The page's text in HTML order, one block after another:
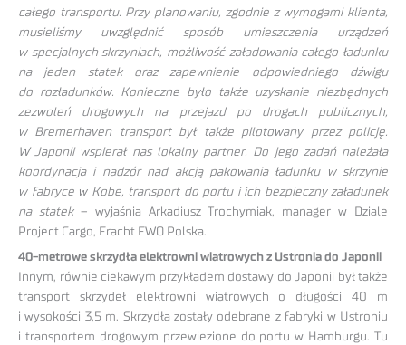
całego transportu. Przy planowaniu, zgodnie z wymogami klienta,
musieliśmy uwzględnić sposób umieszczenia urządzeń
w specjalnych skrzyniach, możliwość załadowania całego ładunku
na jeden statek oraz zapewnienie odpowiedniego dźwigu
do rozładunków. Konieczne było także uzyskanie niezbędnych
zezwoleń drogowych na przejazd po drogach publicznych,
w Bremerhaven transport był także pilotowany przez policję.
W Japonii wspierał nas lokalny partner. Do jego zadań należała
koordynacja i nadzór nad akcją pakowania ładunku w skrzynie
w fabryce w Kobe, transport do portu i ich bezpieczny załadunek
na statek– wyjaśnia Arkadiusz Trochymiak, manager w Dziale
Project Cargo, Fracht FWO Polska.
40-metrowe skrzydła elektrowni wiatrowych z Ustronia do Japonii
Innym, równie ciekawym przykładem dostawy do Japonii był także
transport skrzydeł elektrowni wiatrowych o długości 40 m
i wysokości 3,5 m. Skrzydła zostały odebrane z fabryki w Ustroniu
i transportem drogowym przewiezione do portu w Hamburgu. Tu